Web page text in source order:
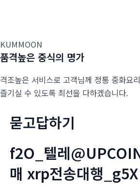
KUMMOON
품격높은 중식의 명가
격조높은 서비스로 고객님께 정통 중화요
즐기실 수 있도록 최선을 다하겠습니다.
묻고답하기
f2O_텔레
매 xrp전송대행_g5X